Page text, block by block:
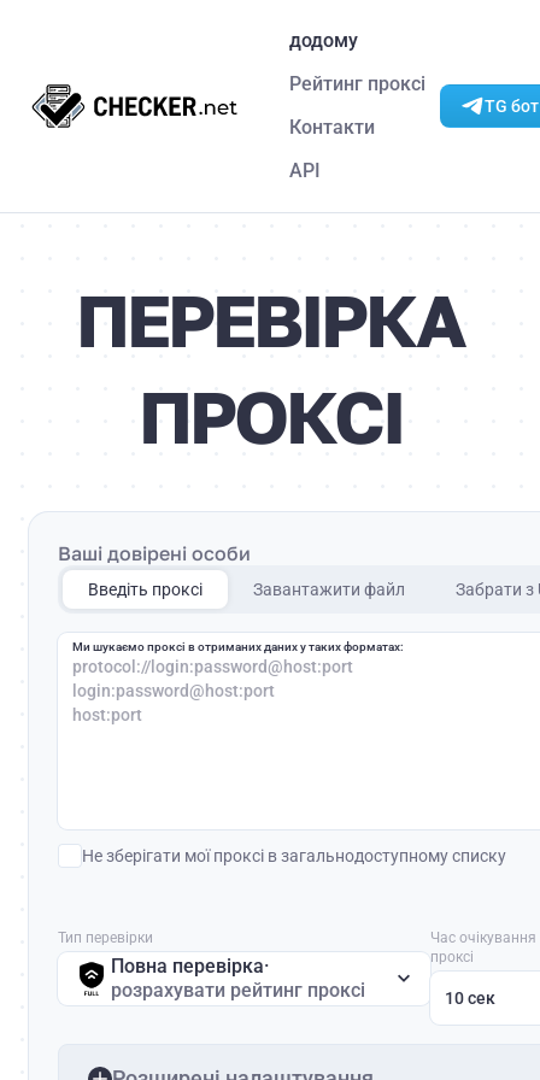
додому
Рейтинг проксі
Контакти
API
TG
ПЕРЕВІРКА
ПРОКСІ
Ваші довірені особи
Введіть проксі Завантажити файл Забрати з
Ми шукаємо проксі в отриманих даних у таких форматах:
protocol://login:password@host:port
login:password@host:port
host:port
Не зберігати мої проксі в загальнодоступному списку
Тип перевірки
Повна перевірка·
розрахувати рейтинг проксі
Час очікування
проксі
10 сек